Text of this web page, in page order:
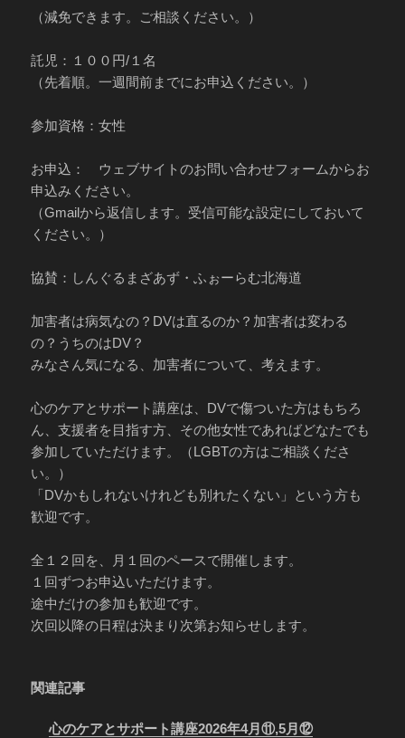
（減免できます。ご相談ください。）
託児：１００円/１名
（先着順。一週間前までにお申込ください。）
参加資格：女性
お申込： ウェブサイトのお問い合わせフォームからお
申込みください。
（Gmailから返信します。受信可能な設定にしておいて
ください。）
協賛：しんぐるまざあず・ふぉーらむ北海道
加害者は病気なの？DVは直るのか？加害者は変わる
の？うちのはDV？
みなさん気になる、加害者について、考えます。
心のケアとサポート講座は、DVで傷ついた方はもちろ
ん、支援者を目指す方、その他女性であればどなたでも
参加していただけます。（LGBTの方はご相談くださ
い。）
「DVかもしれないけれども別れたくない」という方も
歓迎です。
全１２回を、月１回のペースで開催します。
１回ずつお申込いただけます。
途中だけの参加も歓迎です。
次回以降の日程は決まり次第お知らせします。
関連記事
心のケアとサポート講座2026年4月⑪,5月⑫